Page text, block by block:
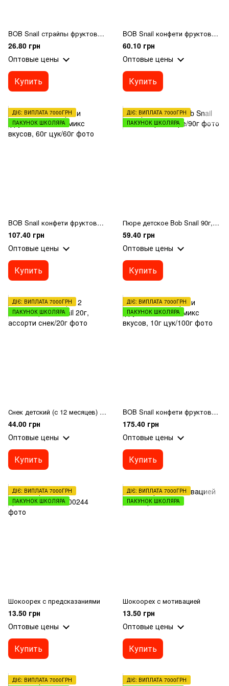
BOB Snail страйпы фруктово-ягодные, микс вкусов, 14г
26.80 грн
Оптовые цены
Купить
BOB Snail конфети фруктово-ягодн, микс вкусов, 30г
60.10 грн
Оптовые цены
Купить
ДІЄ: ВИПЛАТА 7000ГРН
ПАКУНОК ШКОЛЯРА
BOB Snail конфети фруктово-ягодн, микс вкусов, 60г
107.40 грн
Оптовые цены
Купить
ДІЄ: ВИПЛАТА 7000ГРН
ПАКУНОК ШКОЛЯРА
Пюре детское Bob Snail 90г, ассорти
59.40 грн
Оптовые цены
Купить
ДІЄ: ВИПЛАТА 7000ГРН
ПАКУНОК ШКОЛЯРА
Снек детский (с 12 месяцев) Bob Snail 20г, ассорти
44.00 грн
Оптовые цены
Купить
ДІЄ: ВИПЛАТА 7000ГРН
ПАКУНОК ШКОЛЯРА
BOB Snail конфети фруктово-ягодн, микс вкусов, 10г
175.40 грн
Оптовые цены
Купить
ДІЄ: ВИПЛАТА 7000ГРН
ПАКУНОК ШКОЛЯРА
Шокоорех с предсказаниями
13.50 грн
Оптовые цены
Купить
ДІЄ: ВИПЛАТА 7000ГРН
ПАКУНОК ШКОЛЯРА
Шокоорех с мотивацией
13.50 грн
Оптовые цены
Купить
ДІЄ: ВИПЛАТА 7000ГРН
ДІЄ: ВИПЛАТА 7000ГРН